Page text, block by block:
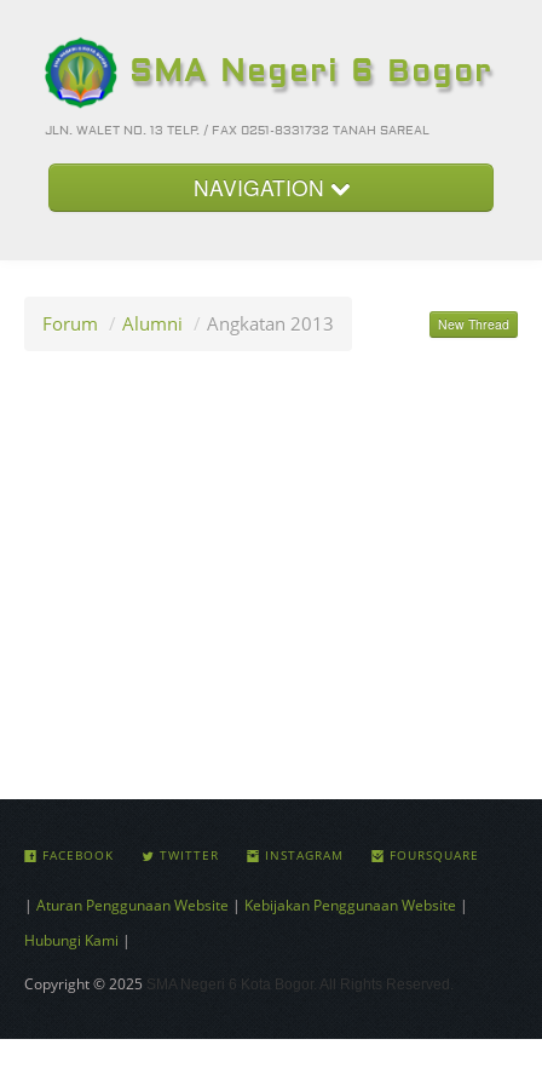
SMA Negeri 6 Bogor
JLN. WALET NO. 13 TELP. / FAX 0251-8331732 TANAH SAREAL
NAVIGATION
Album Foto
Forum / Alumni / Angkatan 2013 New Thread
FACEBOOK TWITTER INSTAGRAM FOURSQUARE
| Aturan Penggunaan Website | Kebijakan Penggunaan Website |
Hubungi Kami |
Copyright © 2025 SMA Negeri 6 Kota Bogor. All Rights Reserved.